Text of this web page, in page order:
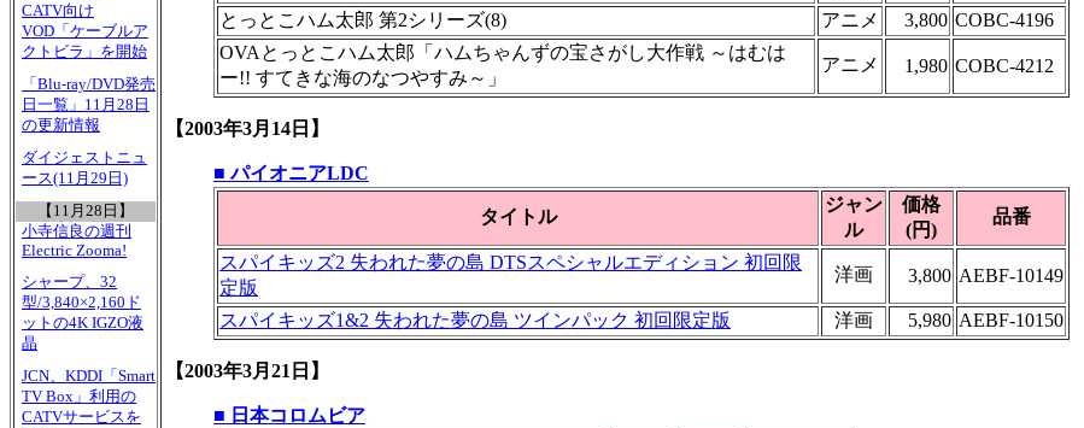
CATV向け
VOD「ケーブルア
クトビラ」を開始
「Blu-ray/DVD発売
日一覧」11月28日
の更新情報
ダイジェストニュ
ース(11月29日)
【11月28日】
小寺信良の週刊
Electric Zooma!
シャープ、32
型/3,840×2,160ド
ットの4K IGZO液
晶
JCN、KDDI「Smart
TV Box」利用の
CATVサービスを
とっとこハム太郎 第2シリーズ(8) アニメ 3,800 COBC-4196
OVAとっとこハム太郎「ハムちゃんずの宝さがし大作戦 ～はむは
ー!! すてきな海のなつやすみ～」
アニメ 1,980 COBC-4212
【2003年3月14日】
■ パイオニアLDC
タイトル
ジャン
ル
価格
(円)
品番
スパイキッズ2 失われた夢の島 DTSスペシャルエディション 初回限
定版
洋画 3,800 AEBF-10149
スパイキッズ1&2 失われた夢の島 ツインパック 初回限定版 洋画 5,980 AEBF-10150
【2003年3月21日】
■ 日本コロムビア